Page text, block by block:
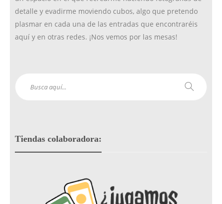
detalle y evadirme moviendo cubos, algo que pretendo
plasmar en cada una de las entradas que encontraréis
aquí y en otras redes. ¡Nos vemos por las mesas!
Tiendas colaboradora: